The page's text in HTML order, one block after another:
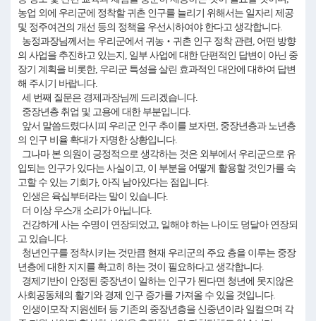
농업 외에 우리군에 정착할 귀촌 인구를 늘리기 위해서는 일자리 제공
및 정주여건의 개선 등의 정책을 우선시하여야 한다고 생각합니다.
농정과장님께서는 우리군에서 귀농‧귀촌 인구 정착 관련, 어떤 방향
의 사업을 추진하고 있는지, 일부 사업에 대한 단편적인 답변이 아닌 중
장기 계획을 비롯한, 우리군 특성을 살린 효과적인 대안에 대하여 답변
해 주시기 바랍니다.
세 번째 질문은 경제과장님께 드리겠습니다.
중장년층 취업 및 고용에 대한 부분입니다.
앞서 말씀드렸다시피 우리군 인구 추이를 보자면, 중장년층과 노년층
의 인구 비율 확대가 자명한 상황입니다.
그나마 본 의원이 긍정적으로 생각하는 것은 외부에서 우리군으로 유
입되는 인구가 있다는 사실이고, 이 부분을 어떻게 활용할 것인가를 숙
고할 수 있는 기회가, 아직 남아있다는 점입니다.
인생은 육십부터라는 말이 있습니다.
더 이상 우스개 소리가 아닙니다.
건강하게 사는 수명이 연장되었고, 일해야 하는 나이도 덩달아 연장되
고 있습니다.
청년인구를 정착시키는 것만큼 현재 우리군의 주요 층을 이루는 중장
년층에 대한 지지를 확고히 하는 것이 필요하다고 생각합니다.
경제기반이 안정된 중장년이 일하는 인구가 된다면 청년에 못지않은
사회공동체의 활기와 경제 인구 증가를 가져올 수 있을 것입니다.
인생이모작 지원센터 등 기존의 중장년층을 신중년이라 일컬으며 각